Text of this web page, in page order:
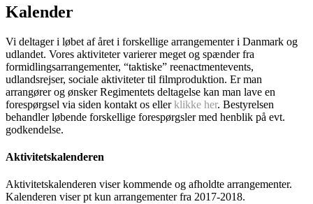
Kalender
Vi deltager i løbet af året i forskellige arrangementer i Danmark og
udlandet. Vores aktiviteter varierer meget og spænder fra
formidlingsarrangementer, “taktiske” reenactmentevents,
udlandsrejser, sociale aktiviteter til filmproduktion. Er man
arrangører og ønsker Regimentets deltagelse kan man lave en
forespørgsel via siden kontakt os ellerklikke her. Bestyrelsen
behandler løbende forskellige forespørgsler med henblik på evt.
godkendelse.
Aktivitetskalenderen
Aktivitetskalenderen viser kommende og afholdte arrangementer.
Kalenderen viser pt kun arrangementer fra 2017-2018.